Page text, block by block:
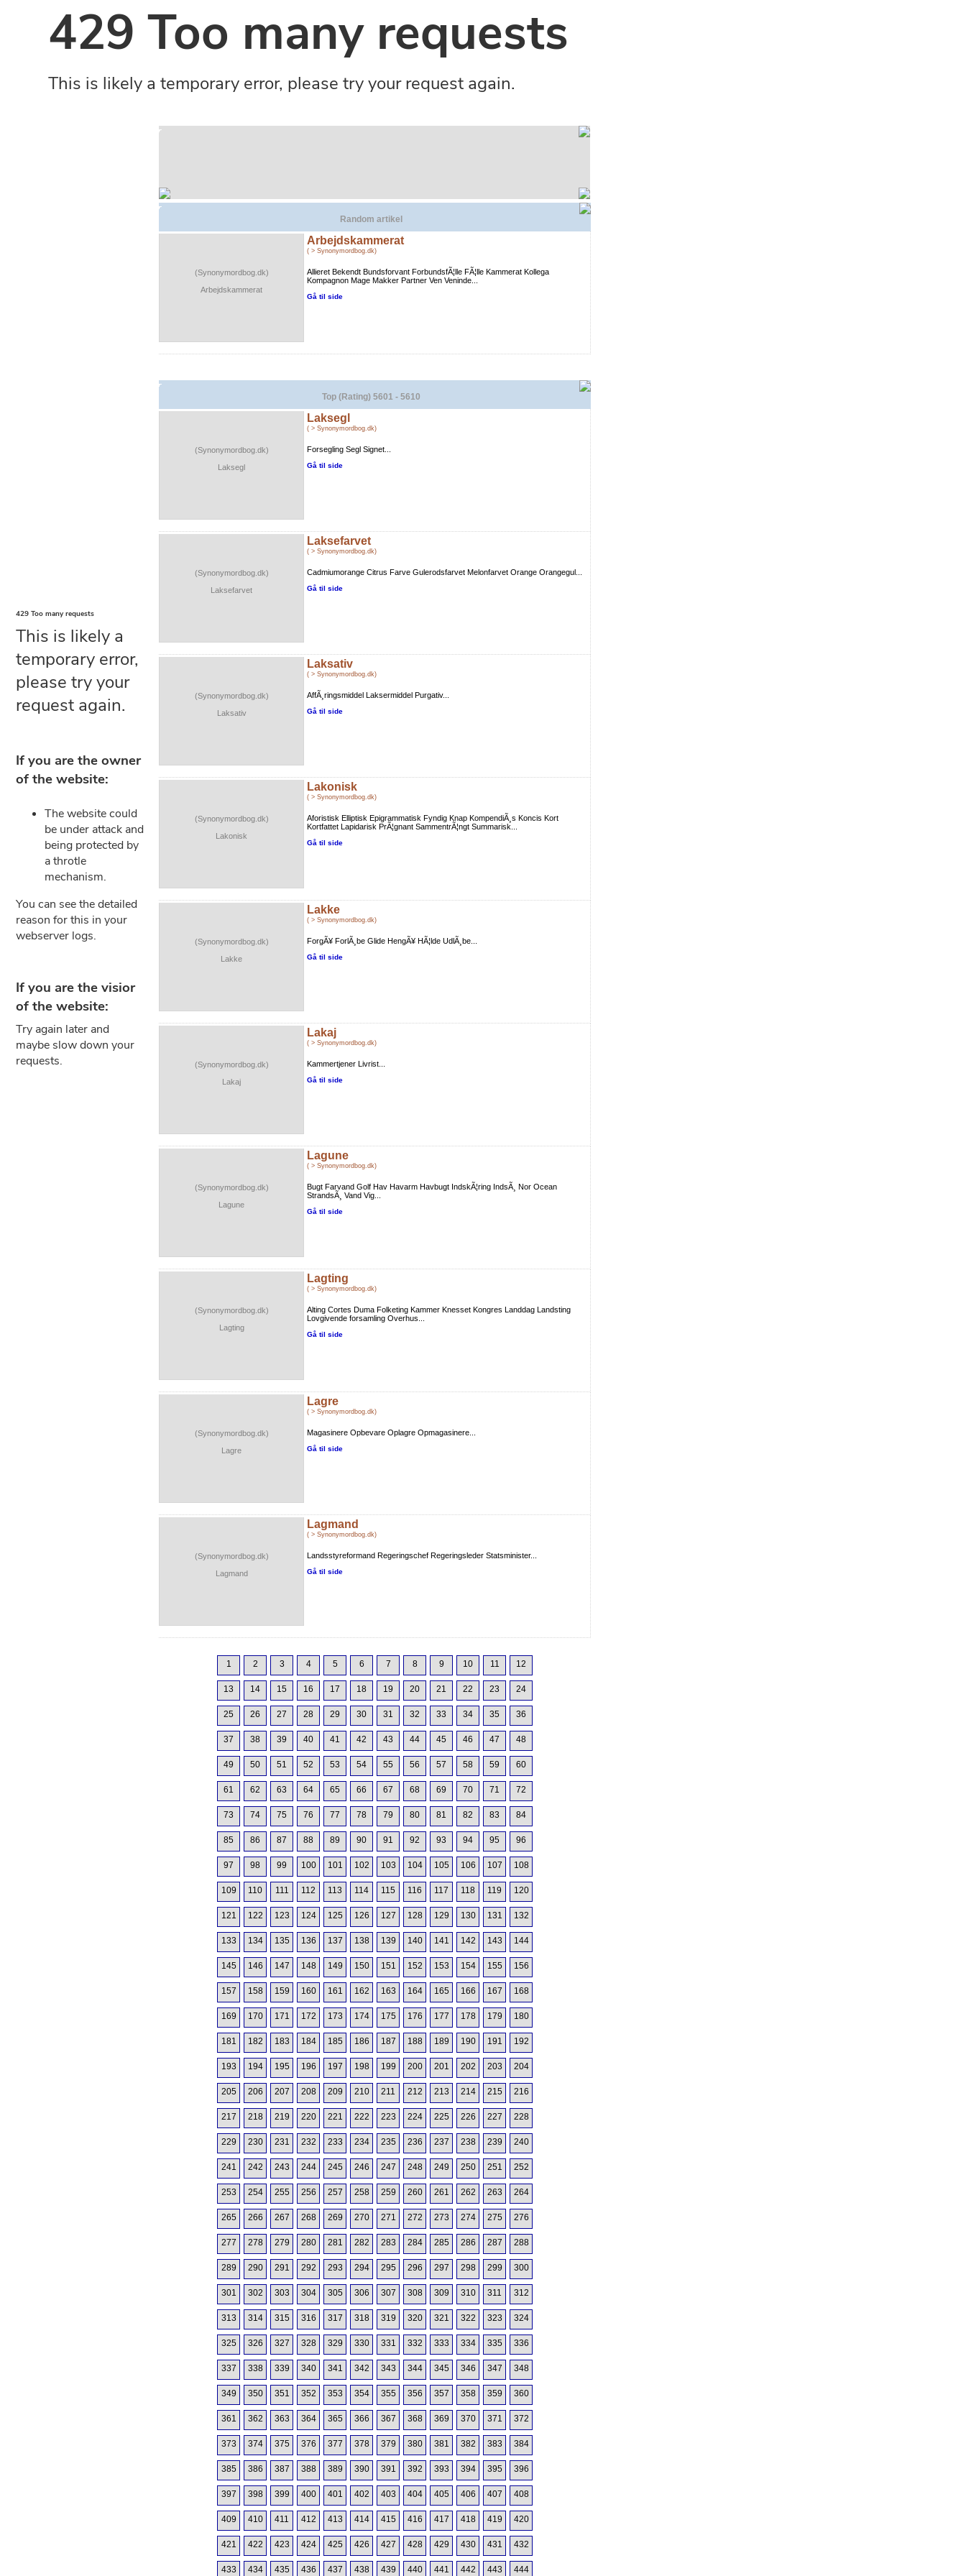
Random artikel
(Synonymordbog.dk)
Arbejdskammerat
Arbejdskammerat
( > Synonymordbog.dk)
Allieret Bekendt Bundsforvant ForbundsfÃ¦lle FÃ¦lle Kammerat Kollega
Kompagnon Mage Makker Partner Ven Veninde...
Gå til side
Top (Rating) 5601 - 5610
(Synonymordbog.dk)
Laksegl
Laksegl
( > Synonymordbog.dk)
Forsegling Segl Signet...
Gå til side
(Synonymordbog.dk)
Laksefarvet
Laksefarvet
( > Synonymordbog.dk)
Cadmiumorange Citrus Farve Gulerodsfarvet Melonfarvet Orange Orangegul...
Gå til side
(Synonymordbog.dk)
Laksativ
Laksativ
( > Synonymordbog.dk)
AffÃ¸ringsmiddel Laksermiddel Purgativ...
Gå til side
(Synonymordbog.dk)
Lakonisk
Lakonisk
( > Synonymordbog.dk)
Aforistisk Elliptisk Epigrammatisk Fyndig Knap KompendiÃ¸s Koncis Kort
Kortfattet Lapidarisk PrÃ¦gnant SammentrÃ¦ngt Summarisk...
Gå til side
(Synonymordbog.dk)
Lakke
Lakke
( > Synonymordbog.dk)
ForgÃ¥ ForlÃ¸be Glide HengÃ¥ HÃ¦lde UdlÃ¸be...
Gå til side
(Synonymordbog.dk)
Lakaj
Lakaj
( > Synonymordbog.dk)
Kammertjener Livrist...
Gå til side
(Synonymordbog.dk)
Lagune
Lagune
( > Synonymordbog.dk)
Bugt Farvand Golf Hav Havarm Havbugt IndskÃ¦ring IndsÃ¸ Nor Ocean
StrandsÃ¸ Vand Vig...
Gå til side
(Synonymordbog.dk)
Lagting
Lagting
( > Synonymordbog.dk)
Alting Cortes Duma Folketing Kammer Knesset Kongres Landdag Landsting
Lovgivende forsamling Overhus...
Gå til side
(Synonymordbog.dk)
Lagre
Lagre
( > Synonymordbog.dk)
Magasinere Opbevare Oplagre Opmagasinere...
Gå til side
(Synonymordbog.dk)
Lagmand
Lagmand
( > Synonymordbog.dk)
Landsstyreformand Regeringschef Regeringsleder Statsminister...
Gå til side
1 2 3 4 5 6 7 8 9 10 11 12
13 14 15 16 17 18 19 20 21 22 23 24
25 26 27 28 29 30 31 32 33 34 35 36
37 38 39 40 41 42 43 44 45 46 47 48
49 50 51 52 53 54 55 56 57 58 59 60
61 62 63 64 65 66 67 68 69 70 71 72
73 74 75 76 77 78 79 80 81 82 83 84
85 86 87 88 89 90 91 92 93 94 95 96
97 98 99 100 101 102 103 104 105 106 107 108
109 110 111 112 113 114 115 116 117 118 119 120
121 122 123 124 125 126 127 128 129 130 131 132
133 134 135 136 137 138 139 140 141 142 143 144
145 146 147 148 149 150 151 152 153 154 155 156
157 158 159 160 161 162 163 164 165 166 167 168
169 170 171 172 173 174 175 176 177 178 179 180
181 182 183 184 185 186 187 188 189 190 191 192
193 194 195 196 197 198 199 200 201 202 203 204
205 206 207 208 209 210 211 212 213 214 215 216
217 218 219 220 221 222 223 224 225 226 227 228
229 230 231 232 233 234 235 236 237 238 239 240
241 242 243 244 245 246 247 248 249 250 251 252
253 254 255 256 257 258 259 260 261 262 263 264
265 266 267 268 269 270 271 272 273 274 275 276
277 278 279 280 281 282 283 284 285 286 287 288
289 290 291 292 293 294 295 296 297 298 299 300
301 302 303 304 305 306 307 308 309 310 311 312
313 314 315 316 317 318 319 320 321 322 323 324
325 326 327 328 329 330 331 332 333 334 335 336
337 338 339 340 341 342 343 344 345 346 347 348
349 350 351 352 353 354 355 356 357 358 359 360
361 362 363 364 365 366 367 368 369 370 371 372
373 374 375 376 377 378 379 380 381 382 383 384
385 386 387 388 389 390 391 392 393 394 395 396
397 398 399 400 401 402 403 404 405 406 407 408
409 410 411 412 413 414 415 416 417 418 419 420
421 422 423 424 425 426 427 428 429 430 431 432
433 434 435 436 437 438 439 440 441 442 443 444